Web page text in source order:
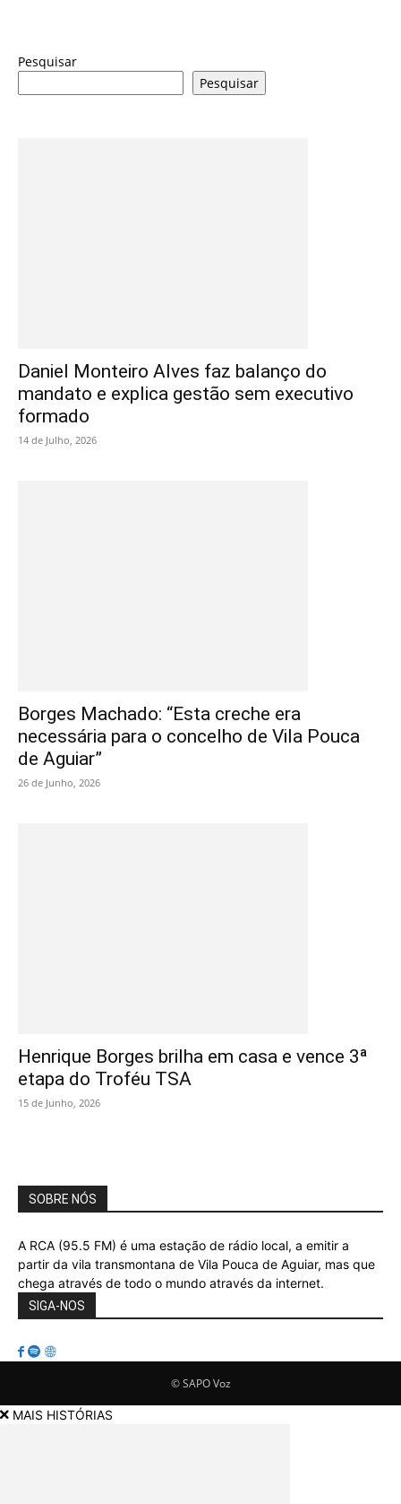
Pesquisar
Pesquisar
Daniel Monteiro Alves faz balanço do
mandato e explica gestão sem executivo
formado
14 de Julho, 2026
Borges Machado: “Esta creche era
necessária para o concelho de Vila Pouca
de Aguiar”
26 de Junho, 2026
Henrique Borges brilha em casa e vence 3ª
etapa do Troféu TSA
15 de Junho, 2026
SOBRE NÓS
A RCA (95.5 FM) é uma estação de rádio local, a emitir a
partir da vila transmontana de Vila Pouca de Aguiar, mas que
chega através de todo o mundo através da internet.
SIGA-NOS
© SAPO Voz
MAIS HISTÓRIAS